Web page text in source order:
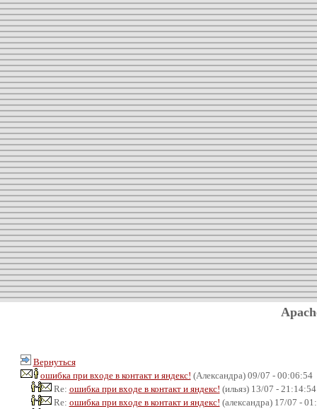
Вернуться
ошибка при входе в контакт и яндекс! (Александра) 09/07 - 00:06:54
Re: ошибка при входе в контакт и яндекс! (ильяз) 13/07 - 21:14:54
Re: ошибка при входе в контакт и яндекс! (александра) 17/07 -